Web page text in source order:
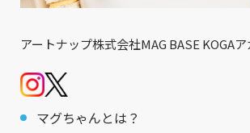
アートナップ株式会社MAG BASE KOGA
マグちゃんとは？